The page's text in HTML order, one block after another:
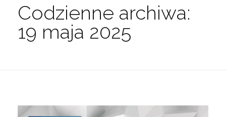
Codzienne archiwa:
19 maja 2025